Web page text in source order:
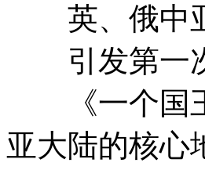
英、俄中
引发第一
《一个国王
亚大陆的核心